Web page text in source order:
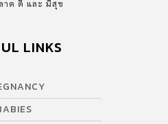
าด ดี และ มีสุข
LINKS